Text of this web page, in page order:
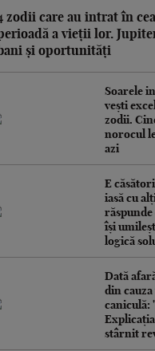
zodii care au intrat în
a vieții lor.
bani și oportunități
Soarele
vești
zodii.
norocul
azi
E
iasă cu
răspunde
își
logică
Dată
din
caniculă:
stârnit